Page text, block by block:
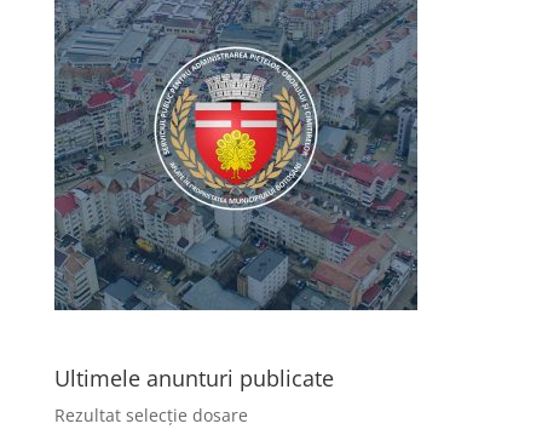
Ultimele anunturi publicate
Rezultat selecție dosare